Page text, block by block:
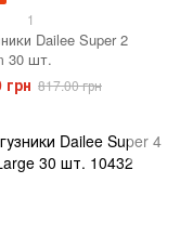
1
Dailee Super 2
30 шт.
грн 817.00 грн